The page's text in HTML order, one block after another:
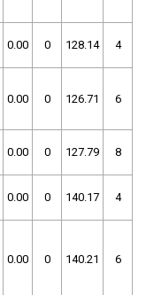
0.00 0 128.14 4
0.00 0 126.71 6
0.00 0 127.79 8
0.00 0 140.17 4
0.00 0 140.21 6